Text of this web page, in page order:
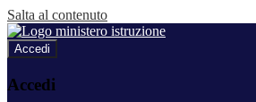
Salta al contenuto
Accedi
Accedi